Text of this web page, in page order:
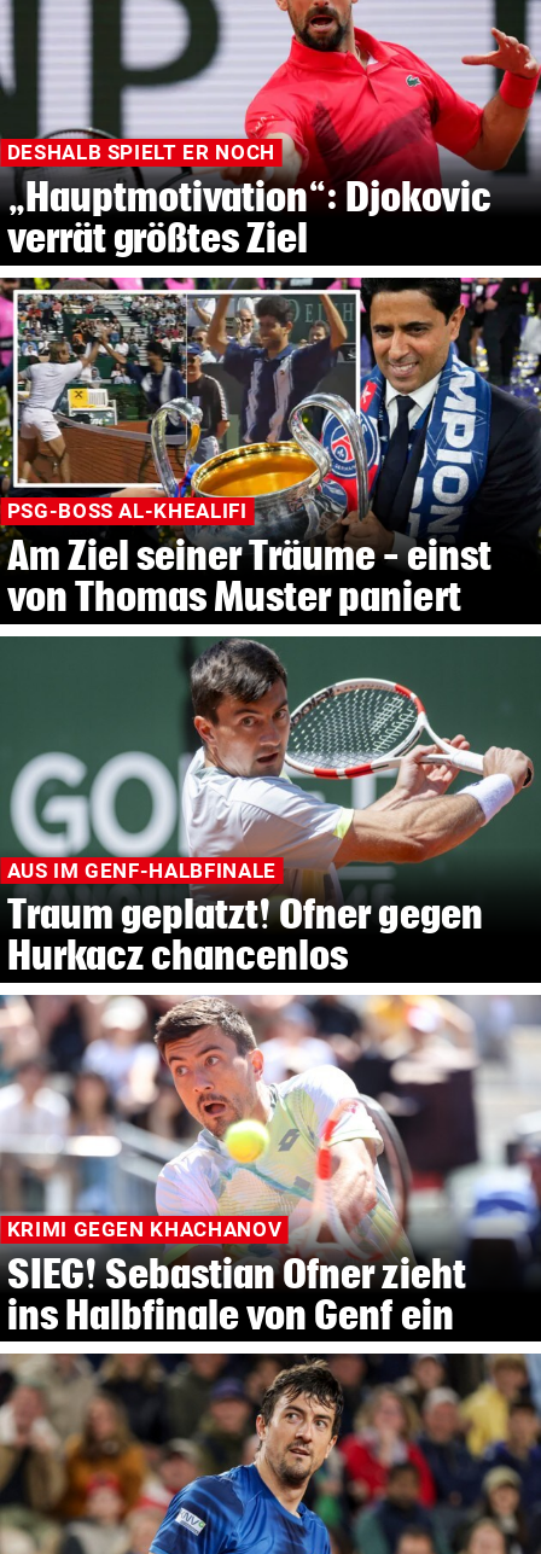
DESHALB SPIELT ER NOCH
„Hauptmotivation“: Djokovic
verrät größtes Ziel
PSG-BOSS AL-KHEALIFI
Am Ziel seiner Träume – einst
von Thomas Muster paniert
AUS IM GENF-HALBFINALE
Traum geplatzt! Ofner gegen
Hurkacz chancenlos
KRIMI GEGEN KHACHANOV
SIEG! Sebastian Ofner zieht
ins Halbfinale von Genf ein